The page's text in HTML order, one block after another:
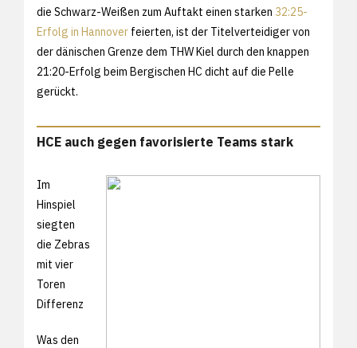
die Schwarz-Weißen zum Auftakt einen starken 32:25-
Erfolg in Hannover feierten, ist der Titelverteidiger von
der dänischen Grenze dem THW Kiel durch den knappen
21:20-Erfolg beim Bergischen HC dicht auf die Pelle
gerückt.
HCE auch gegen favorisierte Teams stark
Im
Hinspiel
siegten
die Zebras
mit vier
Toren
Differenz
Was den